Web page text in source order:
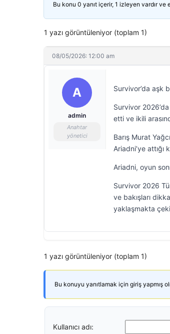
Bu konu 0 yanıt içerir, 1 izleyen vardır ve
1 yazı görüntüleniyor (toplam 1)
08/05/2026: 12:00 am
A
admin
Anahtar
yönetici
Survivor’da aşk
Survivor 2026’da
etti ve ikili
Barış Murat
Ariadni’ye
Ariadni, oyun
Survivor 2026
ve bakışları
yaklaşmakta
1 yazı görüntüleniyor (toplam 1)
Bu konuyu yanıtlamak için giriş yapmış
Kullanıcı adı: